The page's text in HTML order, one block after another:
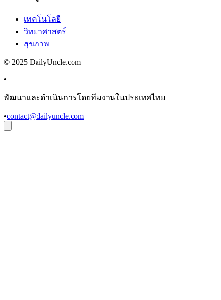
เทคโนโลยี
วิทยาศาสตร์
สุขภาพ
© 2025 DailyUncle.com
•
พัฒนาและดำเนินการโดยทีมงานในประเทศไทย
•contact@dailyuncle.com